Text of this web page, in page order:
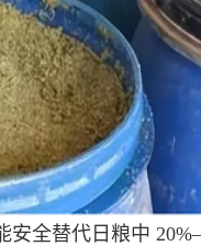
全替代日粮中